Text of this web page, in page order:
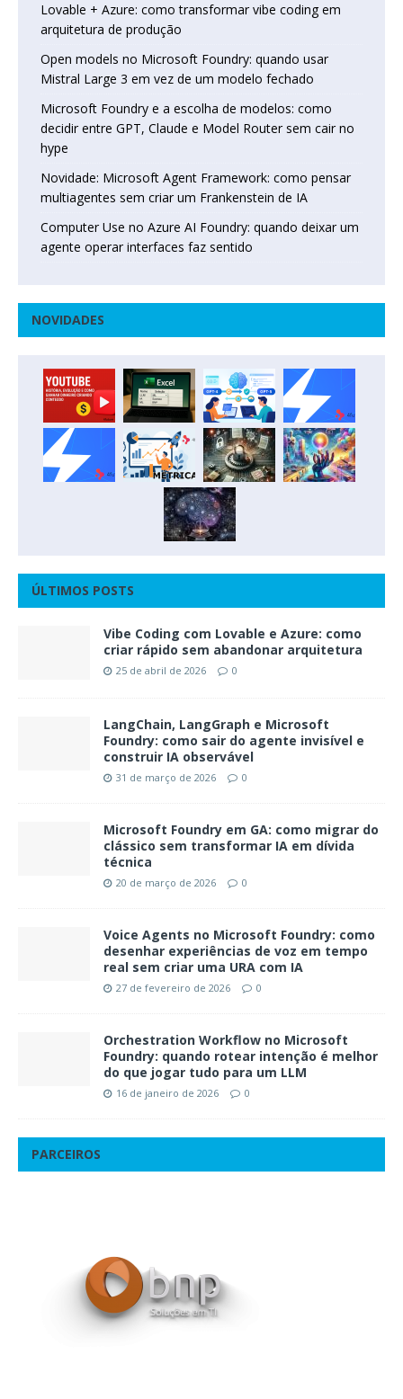
Lovable + Azure: como transformar vibe coding em
arquitetura de produção
Open models no Microsoft Foundry: quando usar
Mistral Large 3 em vez de um modelo fechado
Microsoft Foundry e a escolha de modelos: como
decidir entre GPT, Claude e Model Router sem cair no
hype
Novidade: Microsoft Agent Framework: como pensar
multiagentes sem criar um Frankenstein de IA
Computer Use no Azure AI Foundry: quando deixar um
agente operar interfaces faz sentido
NOVIDADES
ÚLTIMOS POSTS
Vibe Coding com Lovable e Azure: como
criar rápido sem abandonar arquitetura
25 de abril de 2026 0
LangChain, LangGraph e Microsoft
Foundry: como sair do agente invisível e
construir IA observável
31 de março de 2026 0
Microsoft Foundry em GA: como migrar do
clássico sem transformar IA em dívida
técnica
20 de março de 2026 0
Voice Agents no Microsoft Foundry: como
desenhar experiências de voz em tempo
real sem criar uma URA com IA
27 de fevereiro de 2026 0
Orchestration Workflow no Microsoft
Foundry: quando rotear intenção é melhor
do que jogar tudo para um LLM
16 de janeiro de 2026 0
PARCEIROS